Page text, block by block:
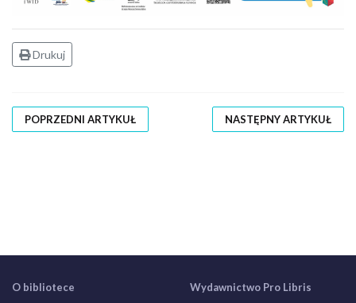
Drukuj
POPRZEDNI ARTYKUŁ NASTĘPNY ARTYKUŁ
O bibliotece
Wydawnictwo Pro Libris